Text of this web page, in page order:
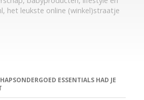
het leukste online (winkel)straatje
ESSENTIALS HAD JE